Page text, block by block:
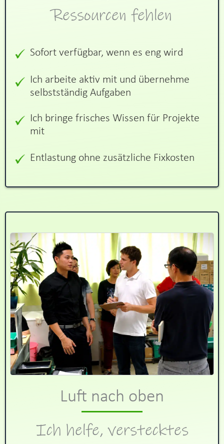
Ressourcen fehlen
Sofort verfügbar, wenn es eng wird
Ich arbeite aktiv mit und übernehme
selbstständig Aufgaben
Ich bringe frisches Wissen für Projekte
mit
Entlastung ohne zusätzliche Fixkosten
Luft nach oben
Ich helfe, verstecktes